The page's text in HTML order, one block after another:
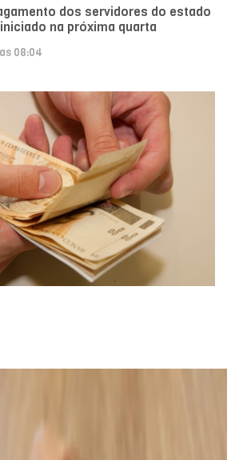
dos servidores do estado
na próxima quarta
08:04